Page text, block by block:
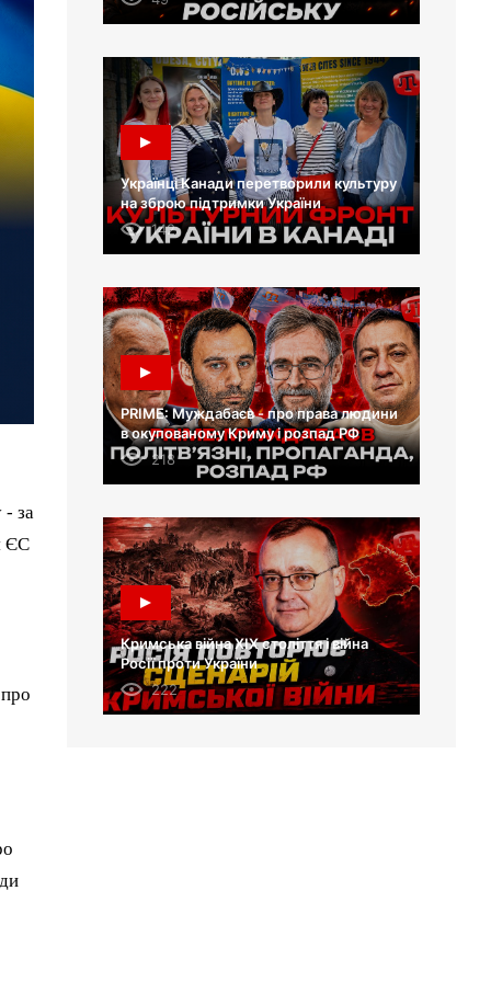
- за
ЄС
Українці Канади перетворили культуру
на зброю підтримки України
142
PRIME: Муждабаєв - про права людини
в окупованому Криму і розпад РФ
218
Кримська війна XIX століття і війна
Росії проти України
222